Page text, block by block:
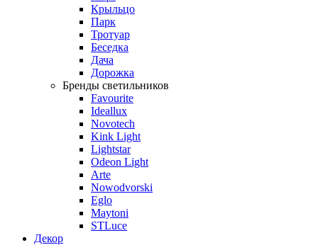
Крыльцо
Парк
Тротуар
Беседка
Дача
Дорожка
Бренды светильников
Favourite
Ideallux
Novotech
Kink Light
Lightstar
Odeon Light
Arte
Nowodvorski
Eglo
Maytoni
STLuce
Декор